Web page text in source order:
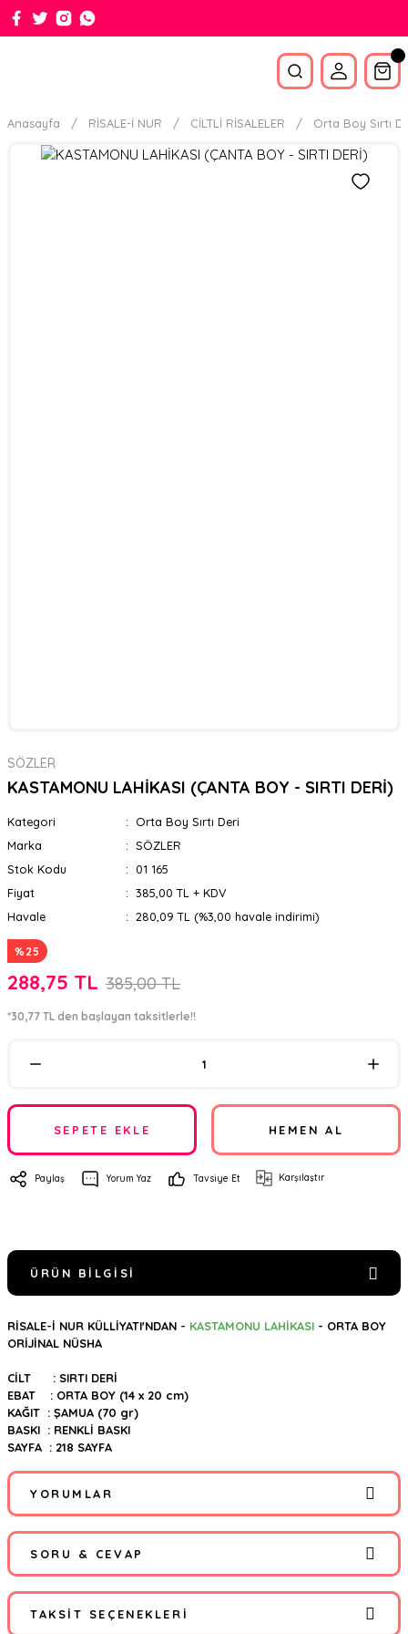
Anasayfa RİSALE-İ NUR CİLTLİ RİSALELER Orta Boy Sırtı
SÖZLER
KASTAMONU LAHİKASI (ÇANTA BOY - SIRTI DERİ)
Kategori
Orta Boy Sırtı Deri
Marka
SÖZLER
Stok Kodu
01 165
Fiyat
385,00 TL + KDV
Havale
280,09 TL (%3,00 havale indirimi)
%25
288,75 TL 385,00 TL
*30,77 TL den başlayan taksitlerle!!
SEPETE EKLE HEMEN AL
Paylaş Yorum Yaz Tavsiye Et Karşılaştır
ÜRÜN BILGISI
RİSALE-İ NUR KÜLLİYATI'NDAN - KASTAMONU LAHİKASI - ORTA BOY
ORİJİNAL NÜSHA
CİLT : SIRTI DERİ
EBAT : ORTA BOY (14 x 20 cm)
KAĞIT : ŞAMUA (70 gr)
BASKI : RENKLİ BASKI
SAYFA : 218 SAYFA
YORUMLAR
Bu ürüne ilk yorumu siz yapın!
Yorum Yaz
SORU & CEVAP
TAKSIT SEÇENEKLERI